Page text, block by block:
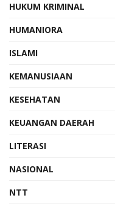
HUKUM KRIMINAL
HUMANIORA
ISLAMI
KEMANUSIAAN
KESEHATAN
KEUANGAN DAERAH
LITERASI
NASIONAL
NTT